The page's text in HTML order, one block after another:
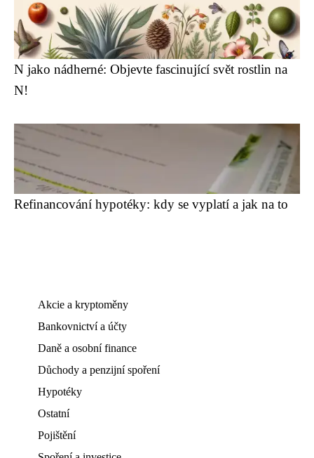
N jako nádherné: Objevte fascinující svět rostlin na
N!
Refinancování hypotéky: kdy se vyplatí a jak na to
Akcie a kryptoměny
Bankovnictví a účty
Daně a osobní finance
Důchody a penzijní spoření
Hypotéky
Ostatní
Pojištění